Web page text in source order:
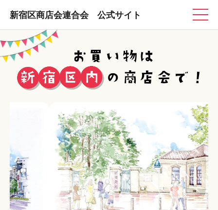
新宿区商店会連合会 公式サイト